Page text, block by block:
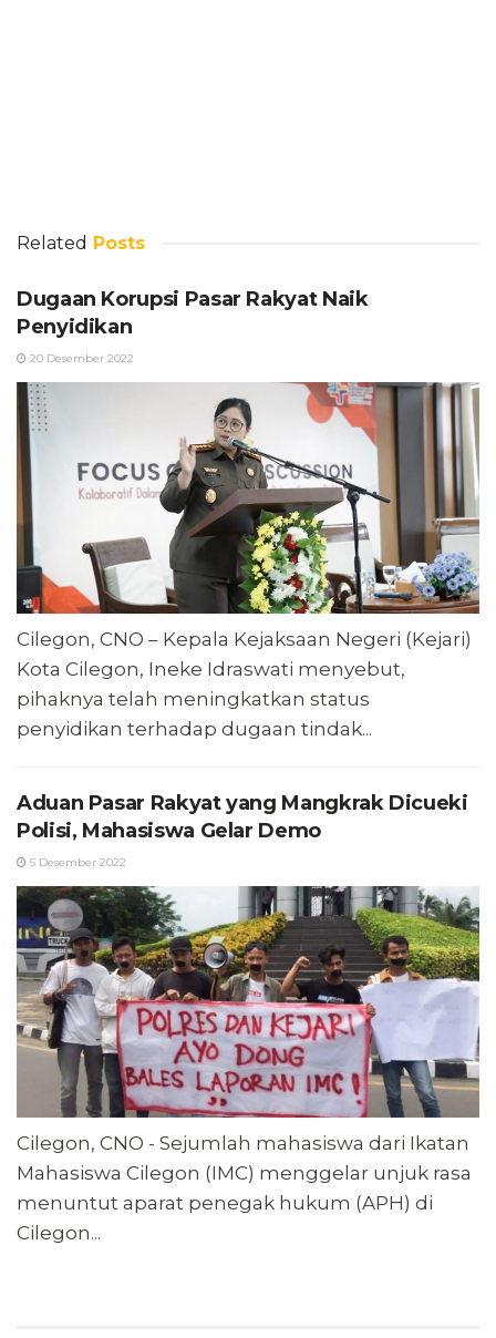
Related Posts
Dugaan Korupsi Pasar Rakyat Naik
Penyidikan
20 Desember 2022
Cilegon, CNO – Kepala Kejaksaan Negeri (Kejari)
Kota Cilegon, Ineke Idraswati menyebut,
pihaknya telah meningkatkan status
penyidikan terhadap dugaan tindak...
Aduan Pasar Rakyat yang Mangkrak Dicueki
Polisi, Mahasiswa Gelar Demo
5 Desember 2022
Cilegon, CNO - Sejumlah mahasiswa dari Ikatan
Mahasiswa Cilegon (IMC) menggelar unjuk rasa
menuntut aparat penegak hukum (APH) di
Cilegon...